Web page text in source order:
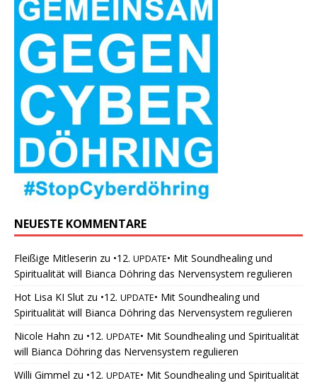
NEUESTE KOMMENTARE
Fleißige Mitleserin zu •12. UPDATE• Mit Soundhealing und
Spiritualität will Bianca Döhring das Nervensystem regulieren
Hot Lisa KI Slut zu •12. UPDATE• Mit Soundhealing und
Spiritualität will Bianca Döhring das Nervensystem regulieren
Nicole Hahn zu •12. UPDATE• Mit Soundhealing und Spiritualität
will Bianca Döhring das Nervensystem regulieren
Willi Gimmel zu •12. UPDATE• Mit Soundhealing und Spiritualität